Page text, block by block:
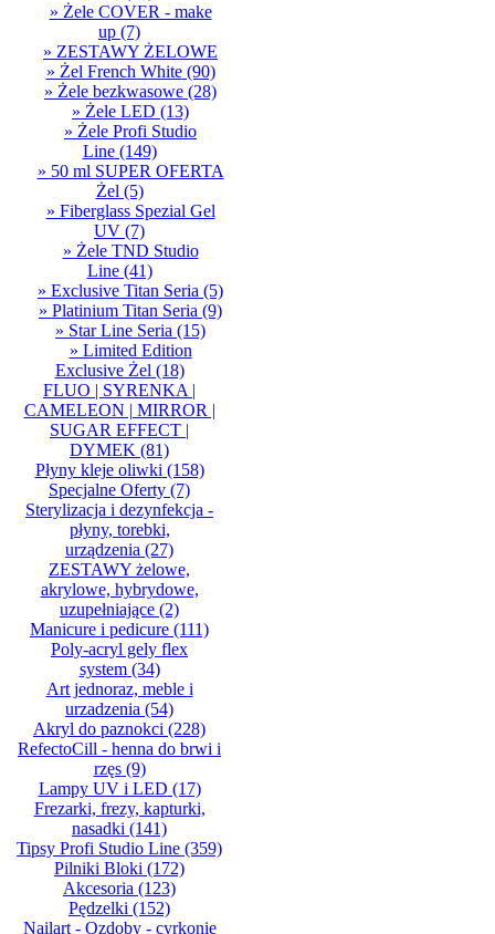
» Żele COVER - make
up (7)
» ZESTAWY ŻELOWE
» Żel French White(90)
» Żele bezkwasowe (28)
» Żele LED (13)
» Żele Profi Studio
Line(149)
» 50 ml SUPER OFERTA
Żel (5)
» Fiberglass Spezial Gel
UV (7)
» Żele TND Studio
Line(41)
» Exclusive Titan Seria (5)
» Platinium Titan Seria (9)
» Star Line Seria (15)
» Limited Edition
Exclusive Żel (18)
FLUO | SYRENKA |
CAMELEON | MIRROR |
SUGAR EFFECT |
DYMEK (81)
Płyny kleje oliwki (158)
Specjalne Oferty (7)
Sterylizacja i dezynfekcja -
płyny, torebki,
urządzenia (27)
ZESTAWY żelowe,
akrylowe, hybrydowe,
uzupełniające (2)
Manicure i pedicure (111)
Poly-acryl gely flex
system(34)
Art jednoraz, meble i
urzadzenia (54)
Akryl do paznokci (228)
RefectoCill - henna do brwi i
rzęs(9)
Lampy UV i LED (17)
Frezarki, frezy, kapturki,
nasadki (141)
Tipsy Profi Studio Line (359)
Pilniki Bloki (172)
Akcesoria (123)
Pędzelki (152)
Nailart - Ozdoby - cyrkonie